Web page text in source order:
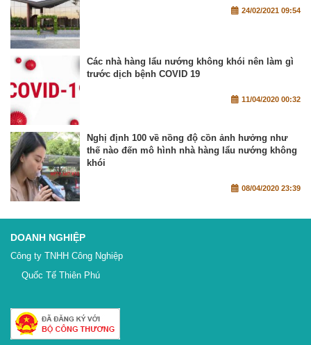
24/02/2021 09:54
Các nhà hàng lẩu nướng không khói nên làm gì
trước dịch bệnh COVID 19
11/04/2020 00:32
Nghị định 100 về nồng độ cồn ảnh hưởng như
thế nào đến mô hình nhà hàng lẩu nướng không
khói
08/04/2020 23:39
DOANH NGHIỆP
Công ty TNHH Công Nghiệp
Quốc Tế Thiên Phú